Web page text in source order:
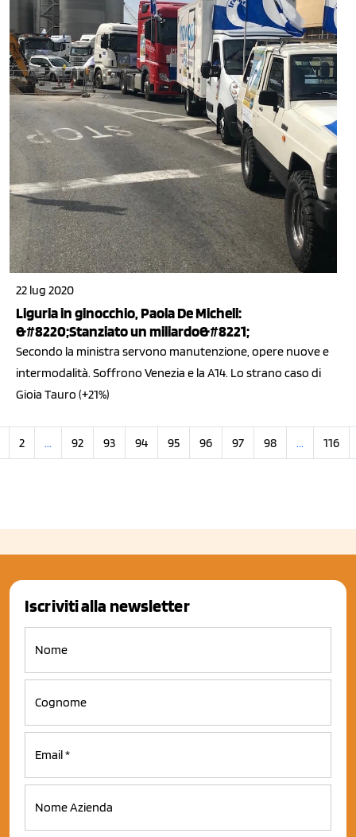
22 lug 2020
Liguria in ginocchio, Paola De Micheli:
&#8220;Stanziato un miliardo&#8221;
Secondo la ministra servono manutenzione, opere nuove e
intermodalità. Soffrono Venezia e la A14. Lo strano caso di
Gioia Tauro (+21%)
2 ... 92 93 94 95 96 97 98 ... 116
Iscriviti alla newsletter